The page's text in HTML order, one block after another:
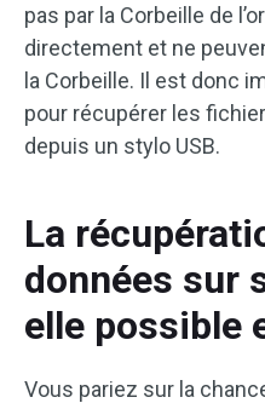
pas par la Corbeille de
directement et ne
la Corbeille. Il est donc
pour récupérer les
depuis un stylo USB.
La
données sur
elle possible
Vous pariez sur la